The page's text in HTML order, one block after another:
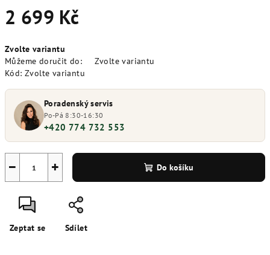
2 699 Kč
cena:
Zvolte variantu
Můžeme doručit do:
Zvolte variantu
Kód: Zvolte variantu
Poradenský servis
Po-Pá 8:30-16:30
+420 774 732 553
+
− Do košíku
Zeptat se Sdílet